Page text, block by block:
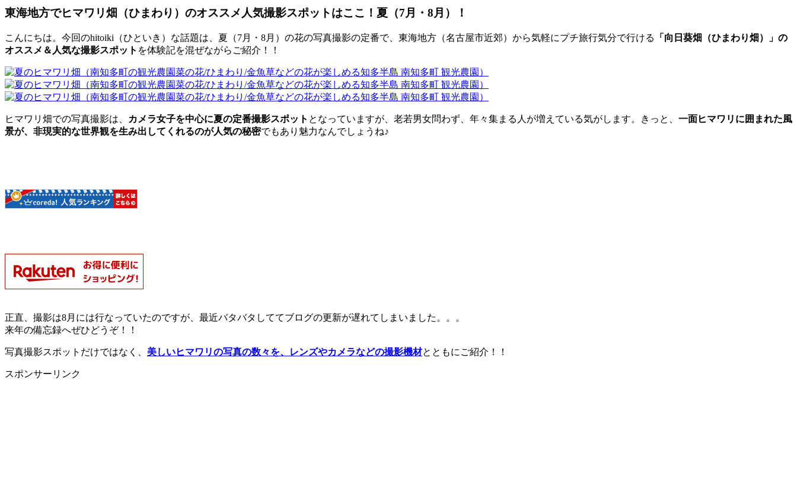
東海地方でヒマワリ畑（ひまわり）のオススメ人気撮影スポットはここ！夏（7月・8月）！
こんにちは。今回のhitoiki（ひといき）な話題は、夏（7月・8月）の花の写真撮影の定番で、東海地方（名古屋市近郊）から気軽にプチ旅行気分で行ける
「向日葵畑（ひまわり畑）」の
オススメ＆人気な撮影スポット を体験記を混ぜながらご紹介！！
ヒマワリ畑での写真撮影は、 カメラ女子を中心に夏の定番撮影スポット となっていますが、老若男女問わず、年々集まる人が増えている気がします。きっと、 一面ヒマワリに囲まれた風
景が、非現実的な世界観を生み出してくれるのが人気の秘密でもあり魅力なんでしょうね♪
正直、撮影は8月には行なっていたのですが、最近バタバタしててブログの更新が遅れてしまいました。。。
来年の備忘録へぜひどうぞ！！
写真撮影スポットだけではなく、 美しいヒマワリの写真の数々を、レンズやカメラなどの撮影機材とともにご紹介！！
スポンサーリンク